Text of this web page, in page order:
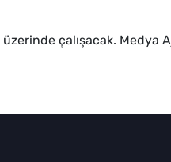
çalışacak. Medya